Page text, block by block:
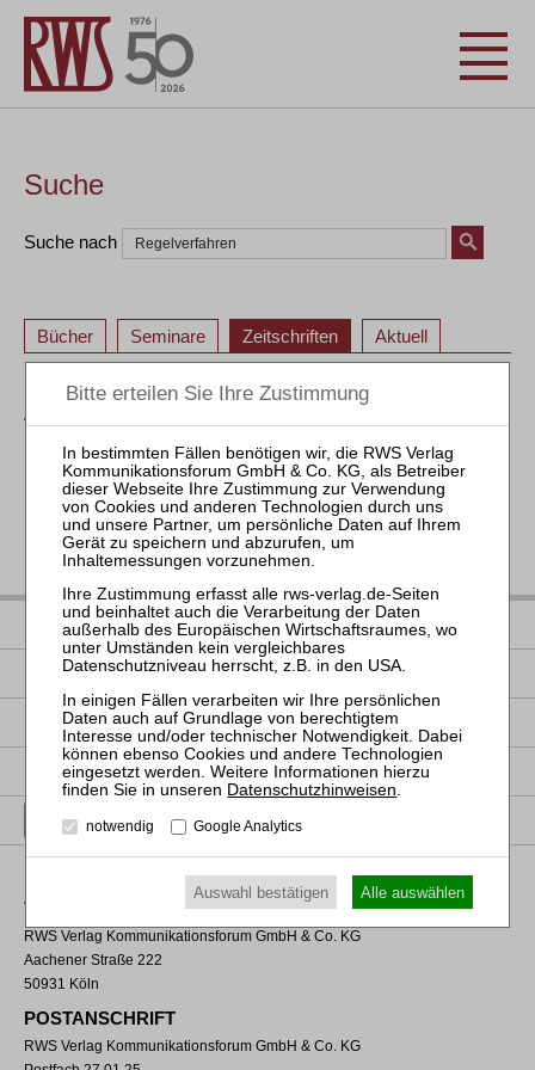
Suche
Suche nach
Bücher Seminare Zeitschriften Aktuell
ZVI – Zeitschrift für Verbraucher- und Privat-
IMPRESSUM
DATENSCHUTZ
NUTZUNGSBESTIMMUNGEN/AGB
PRODUKTSICHERHEIT (GPSR)
VERTRAG WIDERRUFEN
VERLAGSADRESSE
RWS Verlag Kommunikationsforum GmbH & Co. KG
Aachener Straße 222
50931 Köln
POSTANSCHRIFT
RWS Verlag Kommunikationsforum GmbH & Co. KG
Datenschutzhinweisen
notwendig Google Analytics
Auswahl bestätigen Alle auswählen